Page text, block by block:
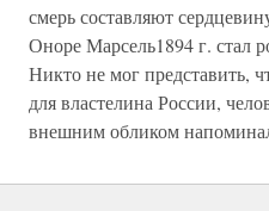
смерь составляют
Оноре Марсель1894 г. стал
Никто не мог представить,
для властелина России,
внешним обликом